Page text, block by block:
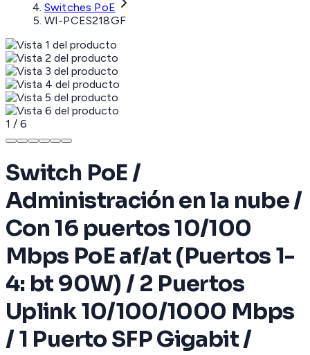
Switches PoE
WI-PCES218GF
1 / 6
Switch PoE /
Administración en la nube /
Con 16 puertos 10/100
Mbps PoE af/at (Puertos 1-
4: bt 90W) / 2 Puertos
Uplink 10/100/1000 Mbps
/ 1 Puerto SFP Gigabit /